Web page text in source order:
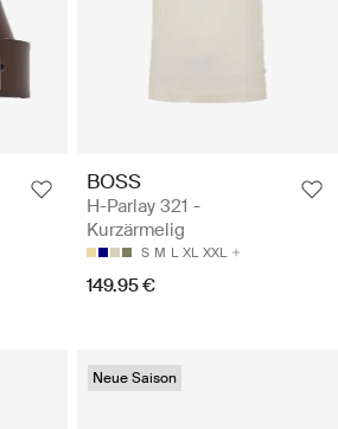
BOSS
H-Parlay 321 -
Kurzärmelig
S M L XL XXL
149.95 €
Neue Saison